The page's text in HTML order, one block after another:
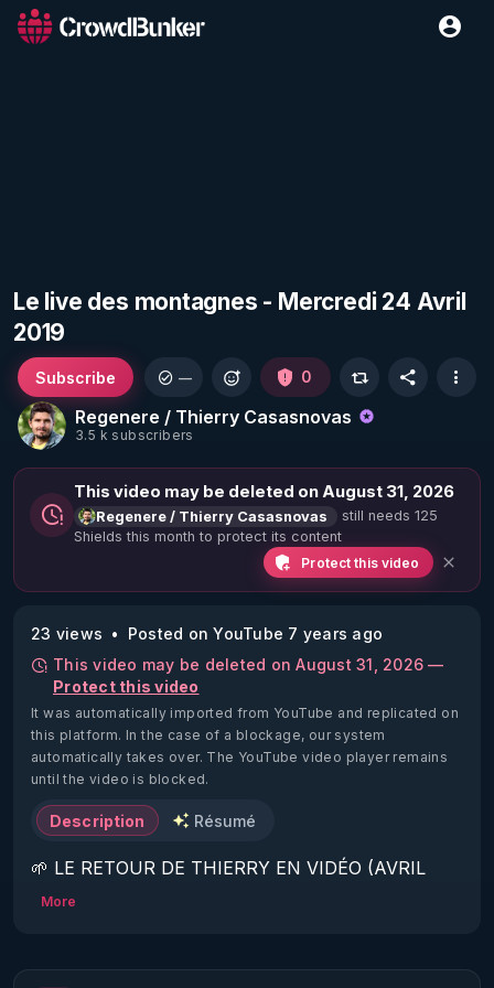
Le live des montagnes - Mercredi 24 Avril
2019
Regenere / Thierry Casasnovas
3.5 k subscribers
Subscribe — 0
This video may be deleted on August 31, 2026
Regenere / Thierry Casasnovas
still needs 125
Shields this month to protect its content
Protect this video
23 views
Posted on YouTube 7 years ago
This video may be deleted on August 31, 2026 —
Protect this video
It was automatically imported from YouTube and replicated on
this platform. In the case of a blockage, our system
automatically takes over. The YouTube video player remains
until the video is blocked.
Description Résumé
🌱 LE RETOUR DE THIERRY EN VIDÉO (AVRIL
2022)!
https://www.rgnr.fr/presentation.html
More